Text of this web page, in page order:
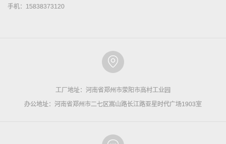
手机：15838373120
工厂地址：河南省郑州市荥阳市高村工业园
办公地址：河南省郑州市二七区嵩山路长江路亚星时代广场1903室